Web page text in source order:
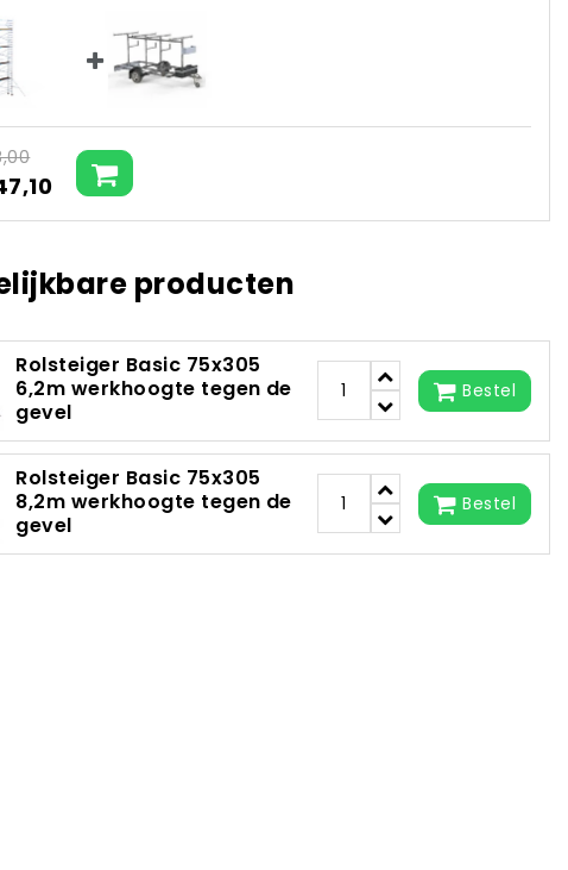
producten
Rolsteiger Basic 75x305
6,2m werkhoogte tegen de
gevel
Bestel
Rolsteiger Basic 75x305
8,2m werkhoogte tegen de
gevel
Bestel